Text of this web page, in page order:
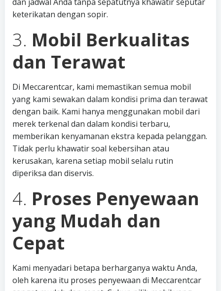
keterikatan dengan sopir.
3. Mobil Berkualitas
dan Terawat
Di Meccarentcar, kami memastikan semua mobil
yang kami sewakan dalam kondisi prima dan terawat
dengan baik. Kami hanya menggunakan mobil dari
merek terkenal dan dalam kondisi terbaru,
memberikan kenyamanan ekstra kepada pelanggan.
Tidak perlu khawatir soal kebersihan atau
kerusakan, karena setiap mobil selalu rutin
diperiksa dan diservis.
4. Proses Penyewaan
yang Mudah dan
Cepat
Kami menyadari betapa berharganya waktu Anda,
oleh karena itu proses penyewaan di Meccarentcar